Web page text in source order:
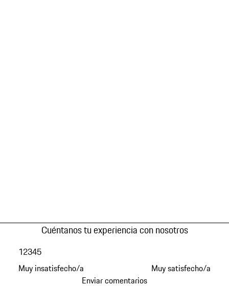
Cuéntanos tu experiencia con nosotros
Muy insatisfecho/a
12345
Muy satisfecho/a
Enviar comentarios